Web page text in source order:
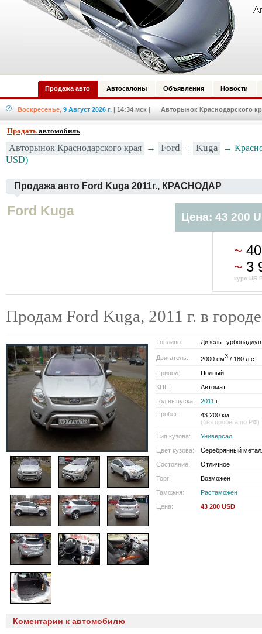
Продажа авто Автосалоны Объявления Новости
Воскресенье, 9 Август 2026 г. | 14:34 мск | Авторынок Краснодарского
Продать автомобиль
Авторынок Краснодарского края → Ford Kuga
→
USD)
Продажа авто Ford Kuga 2011г., КРАСНОДАР
Ford Kuga Цена: 43 200
~
~ 3
курс ЦБ
Продам Ford Kuga, 2011 г. в
Топливо: Дизель турбонаддув
Двигатель: 2000 см3 / 180 л.с.
Привод:
Полный
КПП:
Автомат
Год выпуска:
2011 г.
Пробег:
43.200 км.
(без пробега по РФ)
Тип кузова:
Универсал
Цвет кузова:
Серебрянный
Состояние:
Отличное
Торг:
Возможен
Таможня:
Растаможен
Цена:
43 200 USD
Коментарии к автомобилю